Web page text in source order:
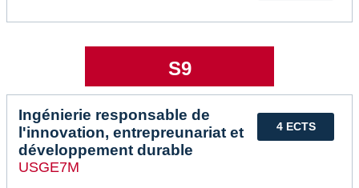
S9
4 ECTS
Ingénierie responsable de
l'innovation, entrepreunariat et
développement durable
USGE7M